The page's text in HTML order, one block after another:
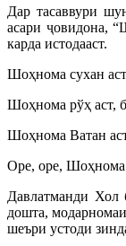
Дар тасаввури
асари ҷовидона,
карда истодааст.
Шоҳнома сухан
Шоҳнома рўҳ аст,
Шоҳнома Ватан
Оре, оре, Шоҳнома
Давлатманди Хол
дошта,
шеъри устоди